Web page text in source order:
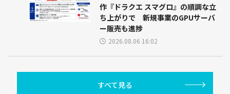
作『ドラクエ スマグロ』の順調な立
ち上がりで 新規事業のGPUサーバ
ー販売も進捗
2026.08.06 16:02
すべて見る